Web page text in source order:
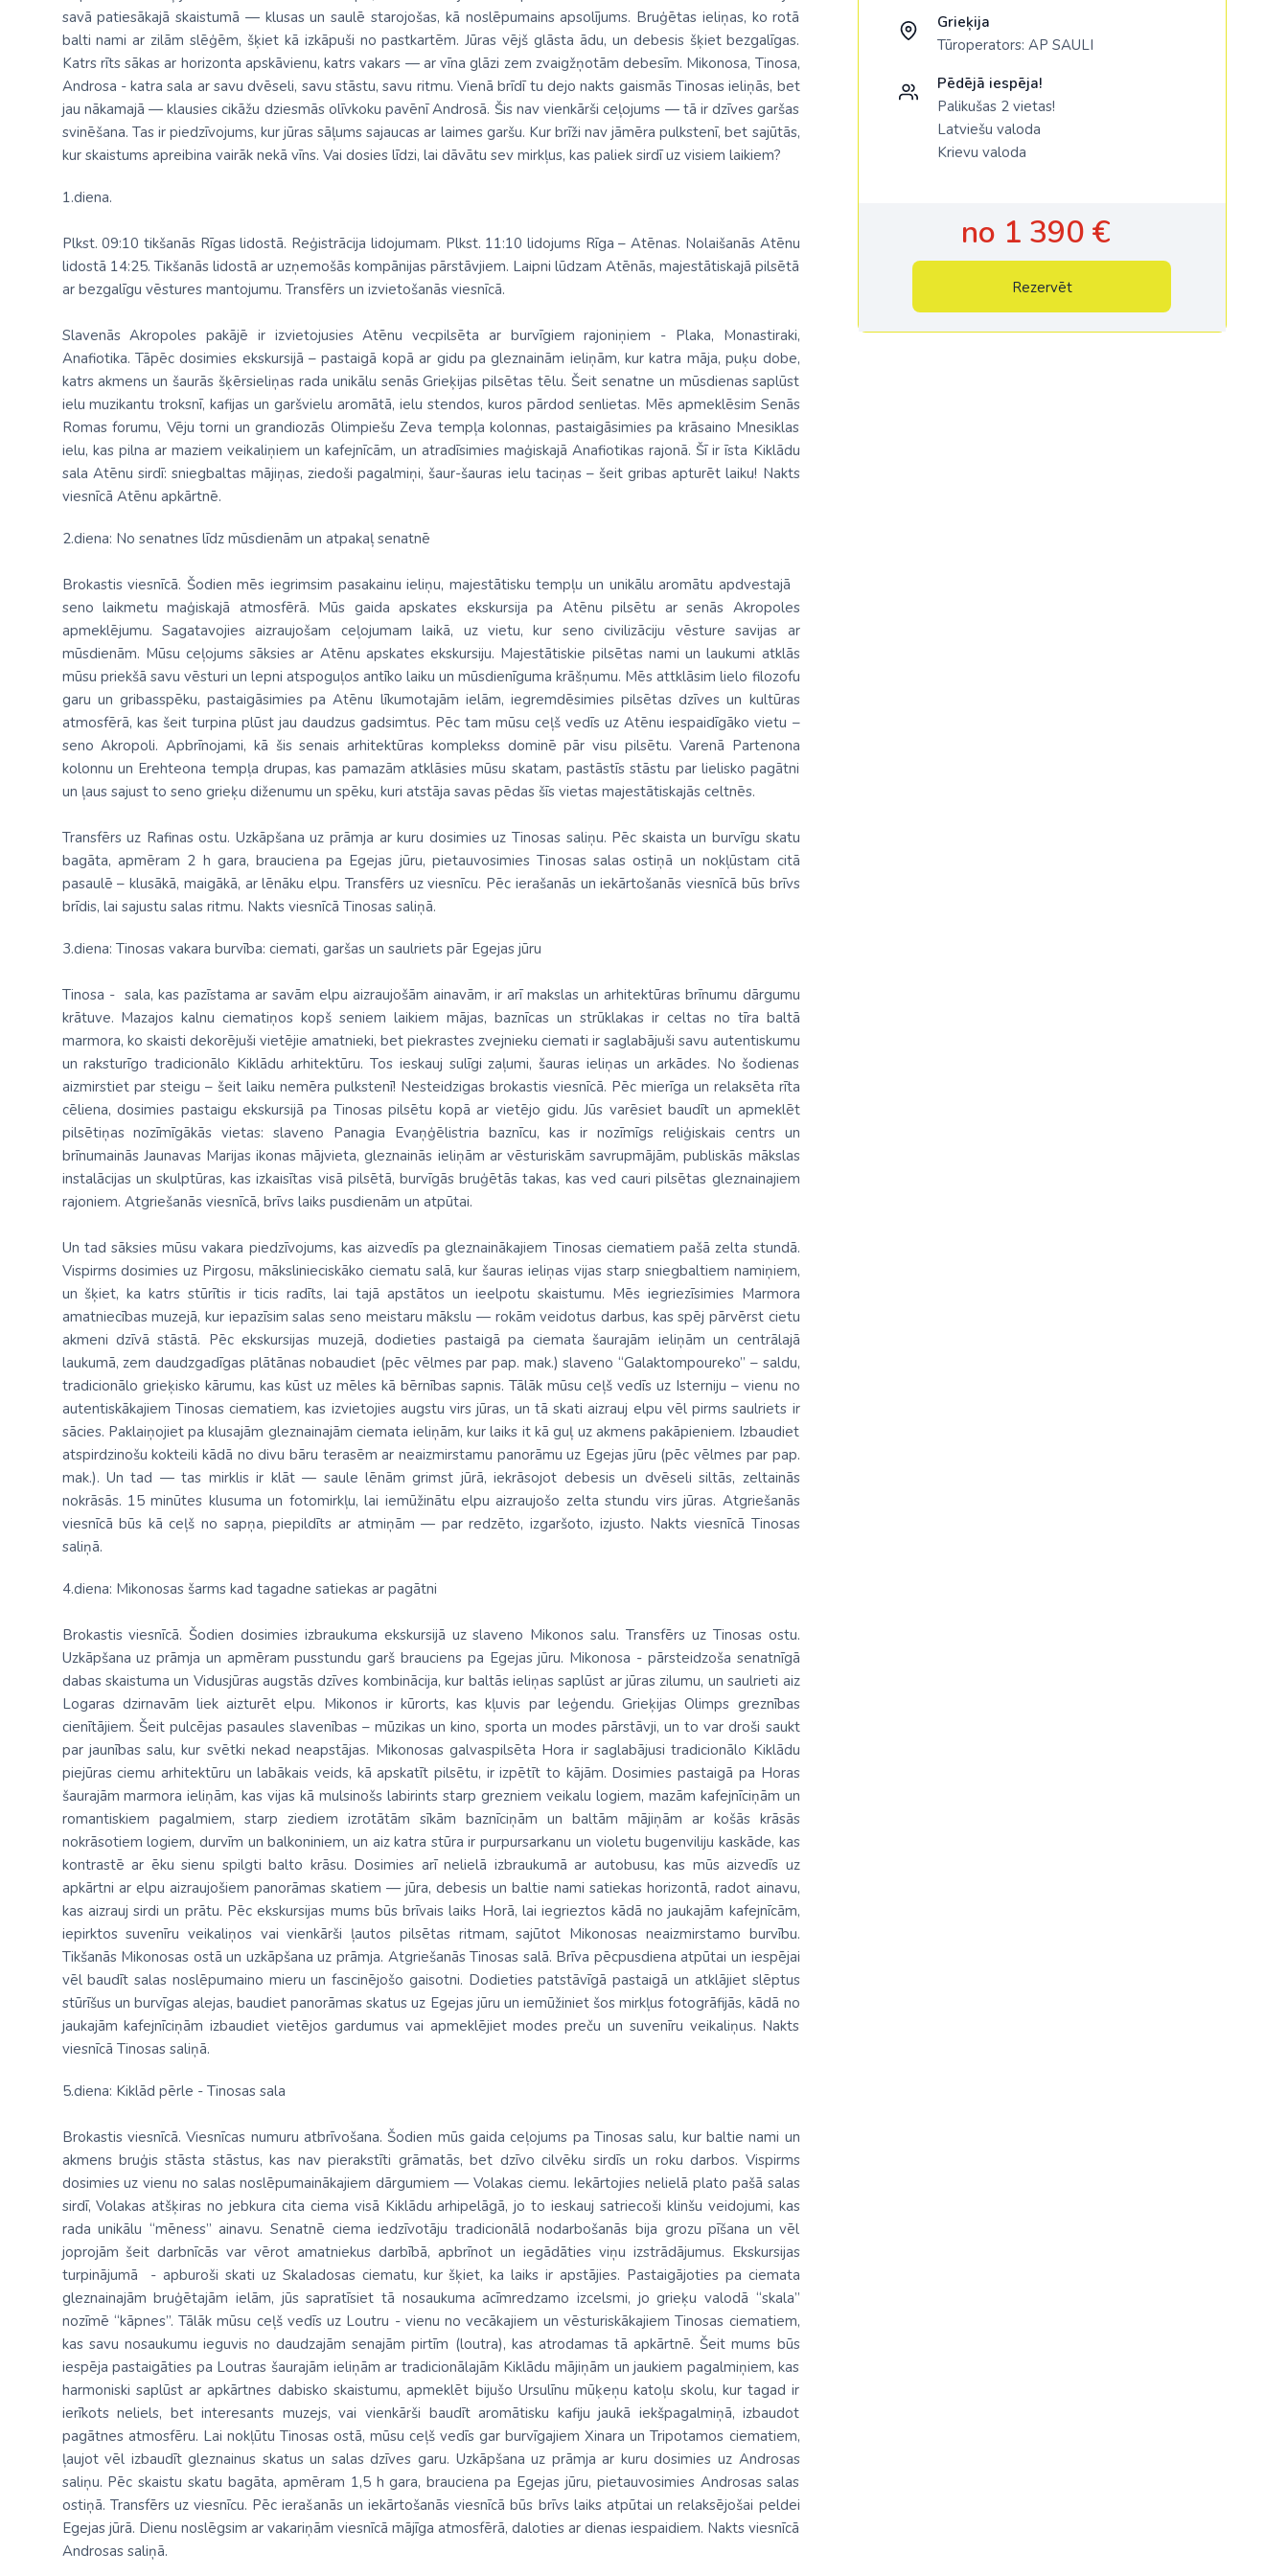
Malaizija
Nepāla
Omāna
Saūda Arābija
Singapūra
Taizeme
Uzbekistāna
savā patiesākajā skaistumā — klusas un saulē starojošas, kā noslēpumains apsolījums. Bruģētas ieliņas, ko rotā
balti nami ar zilām slēģēm, šķiet kā izkāpuši no pastkartēm. Jūras vējš glāsta ādu, un debesis šķiet bezgalīgas.
Katrs rīts sākas ar horizonta apskāvienu, katrs vakars — ar vīna glāzi zem zvaigžņotām debesīm. Mikonosa, Tinosa,
Androsa - katra sala ar savu dvēseli, savu stāstu, savu ritmu. Vienā brīdī tu dejo nakts gaismās Tinosas ieliņās, bet
jau nākamajā — klausies cikāžu dziesmās olīvkoku pavēnī Androsā. Šis nav vienkārši ceļojums — tā ir dzīves garšas
svinēšana. Tas ir piedzīvojums, kur jūras sāļums sajaucas ar laimes garšu. Kur brīži nav jāmēra pulkstenī, bet sajūtās,
kur skaistums apreibina vairāk nekā vīns. Vai dosies līdzi, lai dāvātu sev mirkļus, kas paliek sirdī uz visiem laikiem?
1.diena.
Plkst. 09:10 tikšanās Rīgas lidostā. Reģistrācija lidojumam. Plkst. 11:10 lidojums Rīga – Atēnas. Nolaišanās Atēnu
lidostā 14:25. Tikšanās lidostā ar uzņemošās kompānijas pārstāvjiem. Laipni lūdzam Atēnās, majestātiskajā pilsētā
ar bezgalīgu vēstures mantojumu. Transfērs un izvietošanās viesnīcā.
Slavenās Akropoles pakājē ir izvietojusiesAtēnu vecpilsēta ar burvīgiem rajoniņiem - Plaka, Monastiraki,
Anafiotika. Tāpēcdosimies ekskursijā – pastaigā kopā ar gidu pa gleznainām ieliņām, kur katra māja, puķu dobe,
katrs akmens un šaurās šķērsieliņas rada unikālu senās Grieķijas pilsētas tēlu. Šeit senatne un mūsdienas saplūst
ielu muzikantu troksnī, kafijas un garšvielu aromātā, ielu stendos, kuros pārdod senlietas. Mēs apmeklēsim Senās
Romas forumu, Vēju torni un grandiozās Olimpiešu Zeva tempļa kolonnas, pastaigāsimies pa krāsaino Mnesiklas
ielu, kas pilna ar maziem veikaliņiem un kafejnīcām, un atradīsimies maģiskajā Anafiotikas rajonā. Šī ir īsta Kiklādu
sala Atēnu sirdī: sniegbaltas mājiņas, ziedoši pagalmiņi, šaur-šauras ielu taciņas – šeit gribas apturēt laiku! Nakts
viesnīcā Atēnu apkārtnē.
2.diena: No senatnes līdz mūsdienām un atpakaļ senatnē
Brokastis viesnīcā. Šodien mēs iegrimsim pasakainu ieliņu, majestātisku tempļu un unikālu aromātu apdvestajā
seno laikmetu maģiskajā atmosfērā. Mūs gaida apskates ekskursija pa Atēnu pilsētu ar senās Akropoles
apmeklējumu. Sagatavojies aizraujošam ceļojumam laikā, uz vietu, kur seno civilizāciju vēsture savijas ar
mūsdienām. Mūsu ceļojums sāksies ar Atēnu apskates ekskursiju. Majestātiskie pilsētas nami un laukumi atklās
mūsu priekšā savu vēsturi un lepni atspoguļos antīko laiku un mūsdienīguma krāšņumu. Mēs attklāsim lielo filozofu
garu un gribasspēku, pastaigāsimies pa Atēnu līkumotajām ielām, iegremdēsimies pilsētas dzīves un kultūras
atmosfērā, kas šeit turpina plūst jau daudzus gadsimtus. Pēc tam mūsu ceļš vedīs uz Atēnu iespaidīgāko vietu –
seno Akropoli. Apbrīnojami, kā šis senais arhitektūras komplekss dominē pār visu pilsētu. Varenā Partenona
kolonnu un Erehteona tempļa drupas, kas pamazām atklāsies mūsu skatam, pastāstīs stāstu par lielisko pagātni
un ļaus sajust to seno grieķu diženumu un spēku, kuri atstāja savas pēdas šīs vietas majestātiskajās celtnēs.
Transfērs uz Rafinas ostu. Uzkāpšana uz prāmja ar kuru dosimies uz Tinosas saliņu. Pēc skaista un burvīgu skatu
bagāta, apmēram 2 h gara, brauciena pa Egejas jūru, pietauvosimies Tinosas salas ostiņā un nokļūstam citā
pasaulē – klusākā, maigākā, ar lēnāku elpu. Transfērs uz viesnīcu. Pēc ierašanās un iekārtošanās viesnīcā būs brīvs
brīdis, lai sajustu salas ritmu. Nakts viesnīcā Tinosas saliņā.
3.diena: Tinosas vakara burvība: ciemati, garšas un saulriets pār Egejas jūru
Tinosa - sala, kas pazīstama ar savām elpu aizraujošām ainavām, ir arī makslas un arhitektūras brīnumu dārgumu
krātuve. Mazajos kalnu ciematiņos kopš seniem laikiem mājas, baznīcas un strūklakas ir celtas no tīra baltā
marmora, ko skaisti dekorējuši vietējie amatnieki, bet piekrastes zvejnieku ciemati ir saglabājuši savu autentiskumu
un raksturīgo tradicionālo Kiklādu arhitektūru. Tos ieskauj sulīgi zaļumi, šauras ieliņas un arkādes. No šodienas
aizmirstiet par steigu – šeit laiku nemēra pulkstenī! Nesteidzigas brokastis viesnīcā. Pēc mierīga un relaksēta rīta
cēliena, dosimies pastaigu ekskursijā pa Tinosas pilsētu kopā ar vietējo gidu. Jūs varēsiet baudīt un apmeklēt
pilsētiņas nozīmīgākās vietas: slaveno Panagia Evaņģēlistria baznīcu, kas ir nozīmīgs reliģiskais centrs un
brīnumainās Jaunavas Marijas ikonas mājvieta, gleznainās ieliņām ar vēsturiskām savrupmājām, publiskās mākslas
instalācijas un skulptūras, kas izkaisītas visā pilsētā, burvīgās bruģētās takas, kas ved cauri pilsētas gleznainajiem
rajoniem. Atgriešanās viesnīcā, brīvs laiks pusdienām un atpūtai.
Un tad sāksies mūsu vakara piedzīvojums, kas aizvedīs pa gleznainākajiem Tinosas ciematiem pašā zelta stundā.
Vispirms dosimies uz Pirgosu, mākslinieciskāko ciematu salā, kur šauras ieliņas vijas starp sniegbaltiem namiņiem,
un šķiet, ka katrs stūrītis ir ticis radīts, lai tajā apstātos un ieelpotu skaistumu. Mēs iegriezīsimies Marmora
amatniecības muzejā, kur iepazīsim salas seno meistaru mākslu — rokām veidotus darbus, kas spēj pārvērst cietu
akmeni dzīvā stāstā. Pēc ekskursijas muzejā, dodieties pastaigā pa ciemata šaurajām ieliņām un centrālajā
laukumā, zem daudzgadīgas plātānas nobaudiet (pēc vēlmes par pap. mak.) slaveno “Galaktompoureko” – saldu,
tradicionālo grieķisko kārumu, kas kūst uz mēles kā bērnības sapnis. Tālāk mūsu ceļš vedīs uz Isterniju – vienu no
autentiskākajiem Tinosas ciematiem, kas izvietojies augstu virs jūras, un tā skati aizrauj elpu vēl pirms saulriets ir
sācies. Paklaiņojiet pa klusajām gleznainajām ciemata ieliņām, kur laiks it kā guļ uz akmens pakāpieniem. Izbaudiet
atspirdzinošu kokteili kādā no divu bāru terasēm ar neaizmirstamu panorāmu uz Egejas jūru (pēc vēlmes par pap.
mak.). Un tad — tas mirklis ir klāt — saule lēnām grimst jūrā, iekrāsojot debesis un dvēseli siltās, zeltainās
nokrāsās. 15 minūtes klusuma un fotomirkļu, lai iemūžinātu elpu aizraujošo zelta stundu virs jūras. Atgriešanās
viesnīcā būs kā ceļš no sapņa, piepildīts ar atmiņām — par redzēto, izgaršoto, izjusto. Nakts viesnīcā Tinosas
saliņā.
4.diena: Mikonosas šarms kad tagadne satiekas ar pagātni
Brokastis viesnīcā. Šodien dosimies izbraukuma ekskursijā uz slaveno Mikonos salu. Transfērs uz Tinosas ostu.
Uzkāpšana uz prāmja un apmēram pusstundu garš brauciens pa Egejas jūru. Mikonosa - pārsteidzoša senatnīgā
dabas skaistuma un Vidusjūras augstās dzīves kombinācija, kur baltās ieliņas saplūst ar jūras zilumu, un saulrieti aiz
Logaras dzirnavām liek aizturēt elpu. Mikonos ir kūrorts, kas kļuvis par leģendu. Grieķijas Olimps greznības
cienītājiem. Šeit pulcējas pasaules slavenības – mūzikas un kino, sporta un modes pārstāvji, un to var droši saukt
par jaunības salu, kur svētki nekad neapstājas. Mikonosas galvaspilsēta Hora ir saglabājusi tradicionālo Kiklādu
piejūras ciemu arhitektūru un labākais veids, kā apskatīt pilsētu, ir izpētīt to kājām. Dosimies pastaigā pa Horas
šaurajām marmora ieliņām, kas vijas kā mulsinošs labirints starp grezniem veikalu logiem, mazām kafejnīciņām un
romantiskiem pagalmiem, starp ziediem izrotātām sīkām baznīciņām un baltām mājiņām ar košās krāsās
nokrāsotiem logiem, durvīm un balkoniniem, un aiz katra stūra ir purpursarkanu un violetu bugenviliju kaskāde, kas
kontrastē ar ēku sienu spilgti balto krāsu. Dosimies arī nelielā izbraukumā ar autobusu, kas mūs aizvedīs uz
apkārtni ar elpu aizraujošiem panorāmas skatiem — jūra, debesis un baltie nami satiekas horizontā, radot ainavu,
kas aizrauj sirdi un prātu. Pēc ekskursijas mums būs brīvais laiks Horā, lai iegrieztos kādā no jaukajām kafejnīcām,
iepirktos suvenīru veikaliņos vai vienkārši ļautos pilsētas ritmam, sajūtot Mikonosas neaizmirstamo burvību.
Tikšanās Mikonosas ostā un uzkāpšana uz prāmja. Atgriešanās Tinosas salā. Brīva pēcpusdiena atpūtai un iespējai
vēl baudīt salas noslēpumaino mieru un fascinējošo gaisotni. Dodieties patstāvīgā pastaigā un atklājiet slēptus
stūrīšus un burvīgas alejas, baudiet panorāmas skatus uz Egejas jūru un iemūžiniet šos mirkļus fotogrāfijās, kādā no
jaukajām kafejnīciņām izbaudiet vietējos gardumus vai apmeklējiet modes preču un suvenīru veikaliņus. Nakts
viesnīcā Tinosas saliņā.
5.diena: Kiklād pērle - Tinosas sala
Brokastis viesnīcā. Viesnīcas numuru atbrīvošana. Šodien mūs gaidaceļojums pa Tinosas salu, kur baltie nami un
akmens bruģis stāsta stāstus, kas nav pierakstīti grāmatās, bet dzīvo cilvēku sirdīs un roku darbos. Vispirms
dosimies uz vienu no salas noslēpumainākajiem dārgumiem — Volakas ciemu. Iekārtojies nelielā plato pašā salas
sirdī, Volakas atšķiras no jebkura cita ciema visā Kiklādu arhipelāgā, jo to ieskauj satriecoši klinšu veidojumi, kas
rada unikālu “mēness” ainavu. Senatnē ciema iedzīvotāju tradicionālā nodarbošanās bija grozu pīšana un vēl
joprojām šeit darbnīcās var vērot amatniekus darbībā, apbrīnot un iegādāties viņu izstrādājumus. Ekskursijas
turpinājumā - apburoši skati uz Skaladosas ciematu, kur šķiet, ka laiks ir apstājies. Pastaigājoties pa ciemata
gleznainajām bruģētajām ielām, jūs sapratīsiet tā nosaukuma acīmredzamo izcelsmi, jo grieķu valodā “skala”
nozīmē “kāpnes”. Tālāk mūsu ceļš vedīs uz Loutru - vienu no vecākajiem un vēsturiskākajiem Tinosas ciematiem,
kas savu nosaukumu ieguvis no daudzajām senajām pirtīm (loutra), kas atrodamas tā apkārtnē. Šeit mums būs
iespēja pastaigāties pa Loutras šaurajām ieliņām ar tradicionālajām Kiklādu mājiņām un jaukiem pagalmiņiem, kas
harmoniski saplūst ar apkārtnes dabisko skaistumu, apmeklēt bijušo Ursulīnu mūķeņu katoļu skolu, kur tagad ir
ierīkots neliels, bet interesants muzejs, vai vienkārši baudīt aromātisku kafiju jaukā iekšpagalmiņā, izbaudot
pagātnes atmosfēru. Lai nokļūtu Tinosas ostā, mūsu ceļš vedīs gar burvīgajiemXinara un Tripotamos ciematiem,
ļaujot vēl izbaudīt gleznainus skatus un salas dzīves garu. Uzkāpšana uz prāmja ar kuru dosimies uz Androsas
saliņu. Pēc skaistu skatu bagāta, apmēram 1,5 h gara, brauciena pa Egejas jūru, pietauvosimies Androsas salas
ostiņā. Transfērs uz viesnīcu. Pēc ierašanās un iekārtošanās viesnīcā būs brīvs laiks atpūtai un relaksējošai peldei
Egejas jūrā. Dienu noslēgsim ar vakariņām viesnīcā mājīga atmosfērā, daloties ar dienas iespaidiem. Nakts viesnīcā
Androsas saliņā.
Grieķija
Tūroperators: AP SAULI
Pēdējā iespēja!
Palikušas 2 vietas!
Latviešu valoda
Krievu valoda
no 1 390 €
Rezervēt